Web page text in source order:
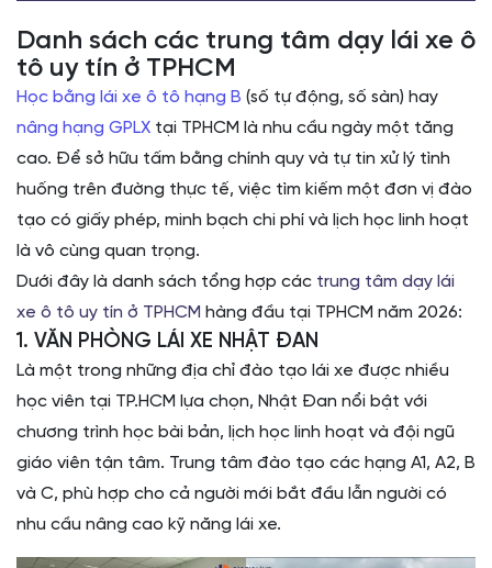
Danh sách các trung tâm dạy lái xe ô
tô uy tín ở TPHCM
Học bằng lái xe ô tô hạng B (số tự động, số sàn) hay
nâng hạng GPLX tại TPHCM là nhu cầu ngày một tăng
cao. Để sở hữu tấm bằng chính quy và tự tin xử lý tình
huống trên đường thực tế, việc tìm kiếm một đơn vị đào
tạo có giấy phép, minh bạch chi phí và lịch học linh hoạt
là vô cùng quan trọng.
Dưới đây là danh sách tổng hợp các trung tâm dạy lái
xe ô tô uy tín ở TPHCM hàng đầu tại TPHCM năm 2026:
1. VĂN PHÒNG LÁI XE NHẬT ĐAN
Là một trong những địa chỉ đào tạo lái xe được nhiều
học viên tại TP.HCM lựa chọn, Nhật Đan nổi bật với
chương trình học bài bản, lịch học linh hoạt và đội ngũ
giáo viên tận tâm. Trung tâm đào tạo các hạng A1, A2, B
và C, phù hợp cho cả người mới bắt đầu lẫn người có
nhu cầu nâng cao kỹ năng lái xe.